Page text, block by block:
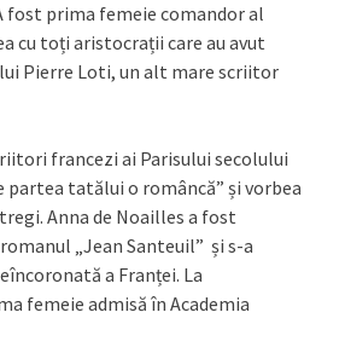
fost prima femeie comandor al
cu toți aristocrații care au avut
Pierre Loti, un alt mare scriitor
francezi ai Parisului secolului
partea tatălui o româncă” și vorbea
Anna de Noailles a fost
„Jean Santeuil” și s-a
a Franței. La
femeie admisă în Academia